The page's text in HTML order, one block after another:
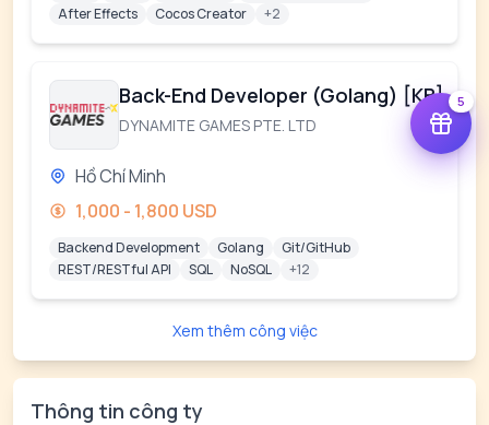
After Effects
Cocos Creator +2
Back-End Developer (Golang) [KB]
DYNAMITE GAMES PTE. LTD
Hồ Chí Minh
1,000 - 1,800 USD
Backend Development Golang
Git/GitHub
REST/RESTful API
SQL NoSQL +12
Xem thêm công việc
Thông tin công ty
5